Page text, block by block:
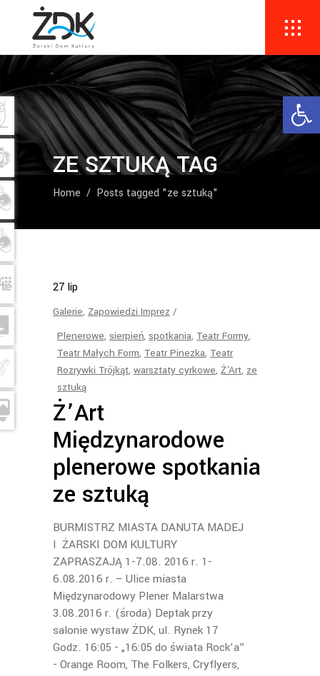
ZE SZTUKĄ TAG
Home / Posts tagged "ze sztuką"
27 lip
Galerie, Zapowiedzi Imprez
Plenerowe, sierpień, spotkania, Teatr Formy,
Teatr Małych Form, Teatr Pinezka, Teatr
Rozrywki Trójkąt, warsztaty cyrkowe, Ż'Art, ze
sztuką
Ż’Art
Międzynarodowe
plenerowe spotkania
ze sztuką
BURMISTRZ MIASTA DANUTA MADEJ
I ŻARSKI DOM KULTURY
ZAPRASZAJĄ 1-7.08. 2016 r. 1-
6.08.2016 r. – Ulice miasta
Międzynarodowy Plener Malarstwa
3.08.2016 r. (środa) Deptak przy
salonie wystaw ŻDK, ul. Rynek 17
Godz. 16:05 - „16:05 do świata Rock’a”
- Orange Room, The Folkers, Cryflyers,